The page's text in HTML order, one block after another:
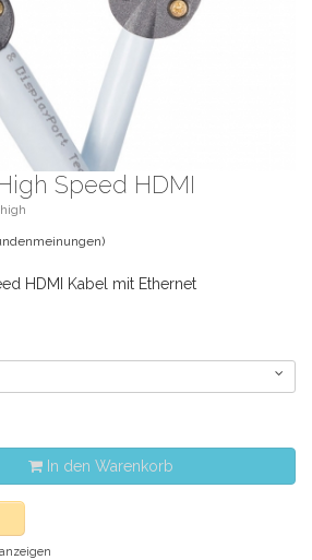
Speed HDMI
HDMI Kabel mit Ethernet
In den Warenkorb